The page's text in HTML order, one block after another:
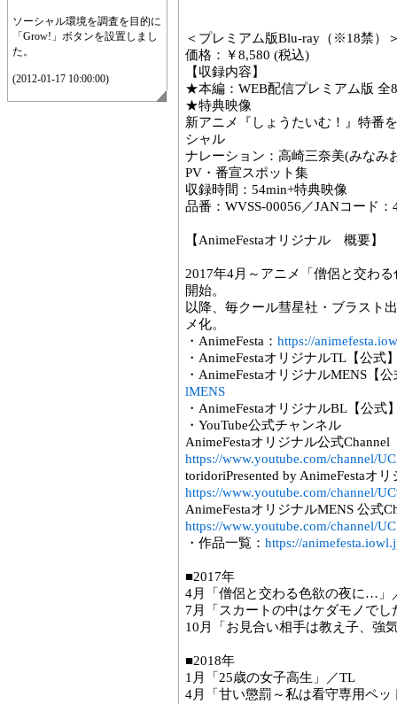
ソーシャル環境を調査を目的に
「Grow!」ボタンを設置しまし
た。
(2012-01-17 10:00:00)
＜プレミアム版Blu-ray（※18禁）
価格：￥8,580 (税込)
【収録内容】
★本編：WEB配信プレミアム版 全
★特典映像
新アニメ『しょうたいむ！』特番
シャル
ナレーション：高崎三奈美(みなみ
PV・番宣スポット集
収録時間：54min+特典映像
品番：WVSS-00056／JANコード：
【AnimeFestaオリジナル 概要】
2017年4月～アニメ「僧侶と交わ
開始。
以降、毎クール彗星社・ブラスト
メ化。
・AnimeFesta： https://
・AnimeFestaオリジナルTL【公式
・AnimeFestaオリジナルMENS【
lMENS
・AnimeFestaオリジナルBL【公式
・YouTube公式チャンネル
AnimeFestaオリジナル公式Channel
https://www.youtube.com/channel/
toridoriPresented by AnimeFestaオ
https://www.youtube.com/channel/
AnimeFestaオリジナルMENS 公式
https://www.youtube.com/channel/
・作品一覧： https://
■2017年
4月「僧侶と交わる色欲の夜に…」
7月「スカートの中はケダモノでし
10月「お見合い相手は教え子、強
■2018年
1月「25歳の女子高生」／TL
4月「甘い懲罰～私は看守専用ペッ